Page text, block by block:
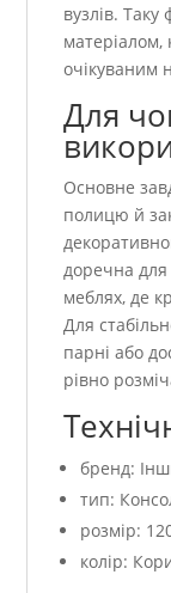
вузлів.
очікуваним
Для
Основне
полицю й
доречна для
меблях, де
Для
парні або
рівно
бренд:
тип:
розмір:
колір: